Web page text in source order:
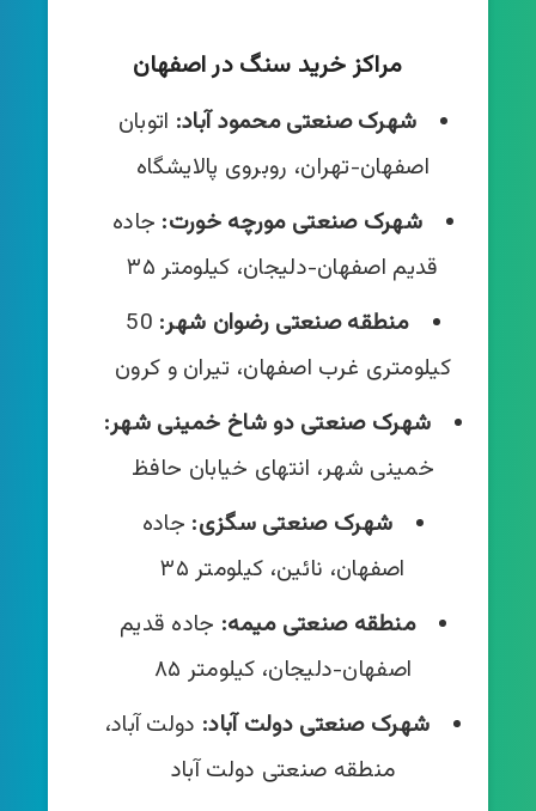
مر‌اکز خرید سنگ در اصفهان
شهرک صنعتی محمود آباد: اتوبان
اصفهان-تهران، روبروی پالایشگاه
شهرک صنعتی مورچه خورت: جاده
قدیم اصفهان-دلیجان، کیلومتر ۳۵
منطقه صنعتی رضوان شهر: 50
کیلومتری غرب اصفهان، تیران و کرون
شهرک صنعتی دو شاخ خمینی شهر:
خمینی شهر، انتهای خیابان حافظ
شهرک صنعتی سگزی: جاده
اصفهان، نائین، کیلومتر ۳۵
منطقه صنعتی میمه: جاده قدیم
اصفهان-دلیجان، کیلومتر ۸۵
شهرک صنعتی دولت آباد: دولت آباد،
منطقه صنعتی دولت آباد